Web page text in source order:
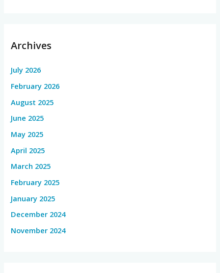
Archives
July 2026
February 2026
August 2025
June 2025
May 2025
April 2025
March 2025
February 2025
January 2025
December 2024
November 2024